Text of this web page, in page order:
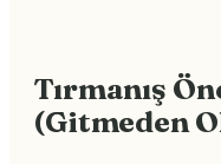
Tırmanış
(Gitmeden